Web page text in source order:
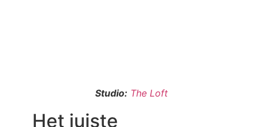
Studio: The Loft
Het juiste